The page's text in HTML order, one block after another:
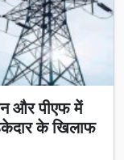
और पीएफ में
के खिलाफ